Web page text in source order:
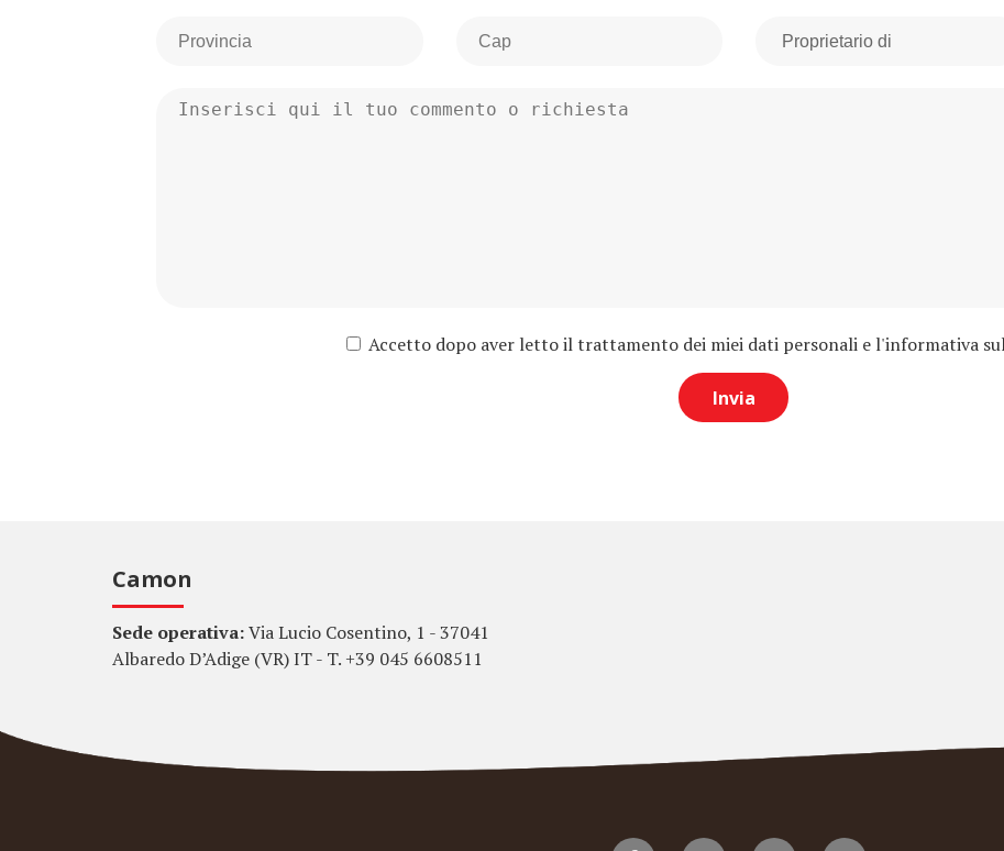
Accetto dopo aver letto il trattamento dei miei dati personali e l'informativa
Camon
Sede operativa:Via Lucio Cosentino, 1 - 37041
Albaredo D’Adige (VR) IT - T. +39 045 6608511